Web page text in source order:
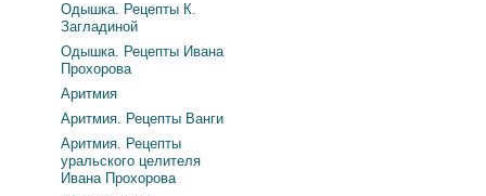
Одышка. Рецепты К.
Загладиной
Одышка. Рецепты Ивана
Прохорова
Аритмия
Аритмия. Рецепты Ванги
Аритмия. Рецепты
уральского целителя
Ивана Прохорова